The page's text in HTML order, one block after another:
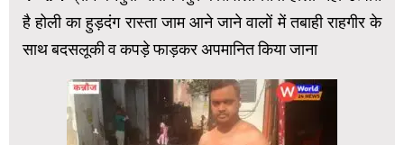
है होली का हुड़दंग रास्ता जाम आने जाने वालों में तबाही राहगीर के
साथ बदसलूकी व कपड़े फाड़कर अपमानित किया जाना